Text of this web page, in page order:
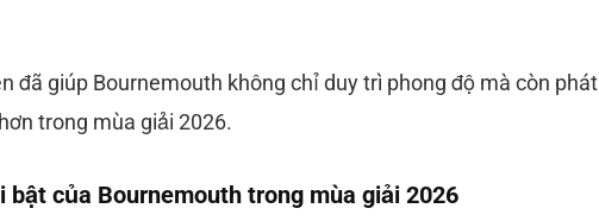
đã giúp Bournemouth không chỉ duy trì phong độ mà còn phát
trong mùa giải 2026.
bật của Bournemouth trong mùa giải 2026